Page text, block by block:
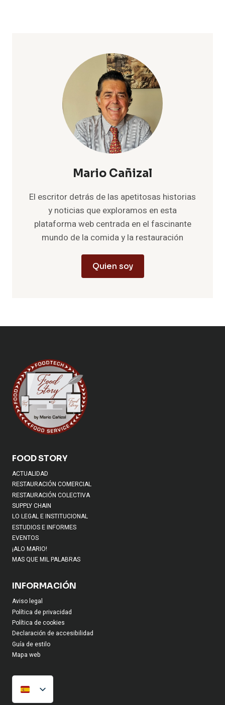
Mario Cañizal
El escritor detrás de las apetitosas historias
y noticias que exploramos en esta
plataforma web centrada en el fascinante
mundo de la comida y la restauración
Quien soy
FOOD STORY
ACTUALIDAD
RESTAURACIÓN COMERCIAL
RESTAURACIÓN COLECTIVA
SUPPLY CHAIN
LO LEGAL E INSTITUCIONAL
ESTUDIOS E INFORMES
EVENTOS
¡ALO MARIO!
MAS QUE MIL PALABRAS
INFORMACIÓN
Aviso legal
Política de privacidad
Política de cookies
Declaración de accesibilidad
Guía de estilo
Mapa web